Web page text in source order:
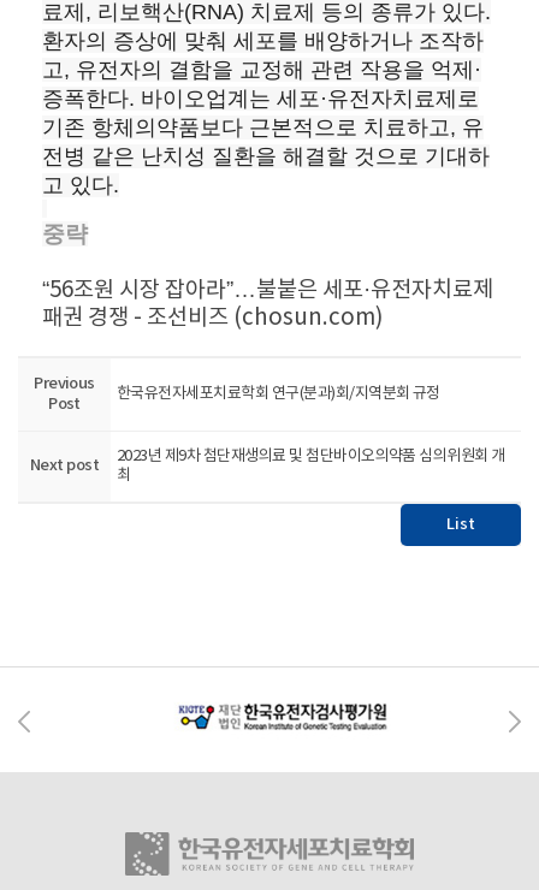
료제, 리보핵산(RNA) 치료제 등의 종류가 있다.
환자의 증상에 맞춰 세포를 배양하거나 조작하
고, 유전자의 결함을 교정해 관련 작용을 억제·
증폭한다. 바이오업계는 세포·유전자치료제로
기존 항체의약품보다 근본적으로 치료하고, 유
전병 같은 난치성 질환을 해결할 것으로 기대하
고 있다.
중략​
“56조원 시장 잡아라”…불붙은 세포·유전자치료제
패권 경쟁 - 조선비즈 (chosun.com)
Previous
Post
한국유전자세포치료학회 연구(분과)회/지역분회 규정
Next post
2023년 제9차 첨단재생의료 및 첨단바이오의약품 심의위원회 개
최
List